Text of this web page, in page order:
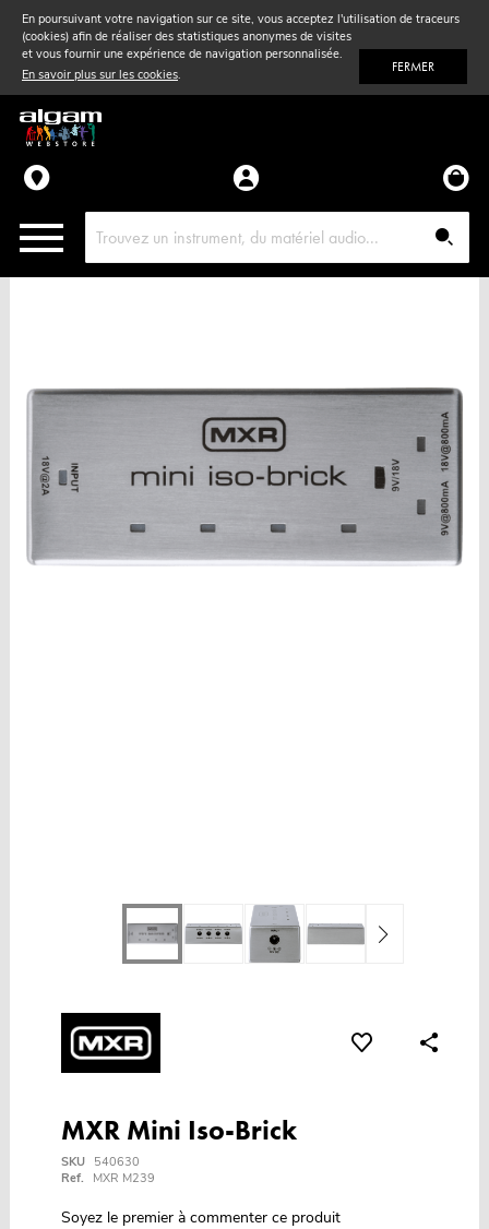
En poursuivant votre navigation sur ce site, vous acceptez l'utilisation de traceurs
(cookies) afin de réaliser des statistiques anonymes de visites
et vous fournir une expérience de navigation personnalisée.
En savoir plus sur les cookies. FERMER
Vent& Violon
Accessoires
Pièces détachées
MXR Mini Iso-Brick
SKU
540630
Ref.
MXR M239
Soyez le premier à commenter ce produit